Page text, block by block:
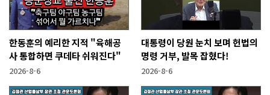
한동훈의 예리한 지적 "육해공
사 통합하면 쿠데타 쉬워진다"
2026-8-6
대통령이 당원 눈치 보며 헌법의
명령 거부, 발목 잡혔다!
2026-8-6